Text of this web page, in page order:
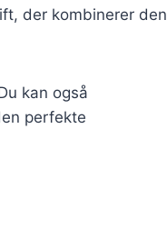
der kombinerer den
kan også
perfekte